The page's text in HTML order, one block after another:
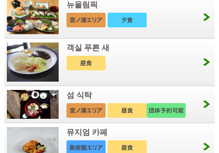
뉴올림픽
객실 푸른 새
섬 식탁
뮤지엄 카페